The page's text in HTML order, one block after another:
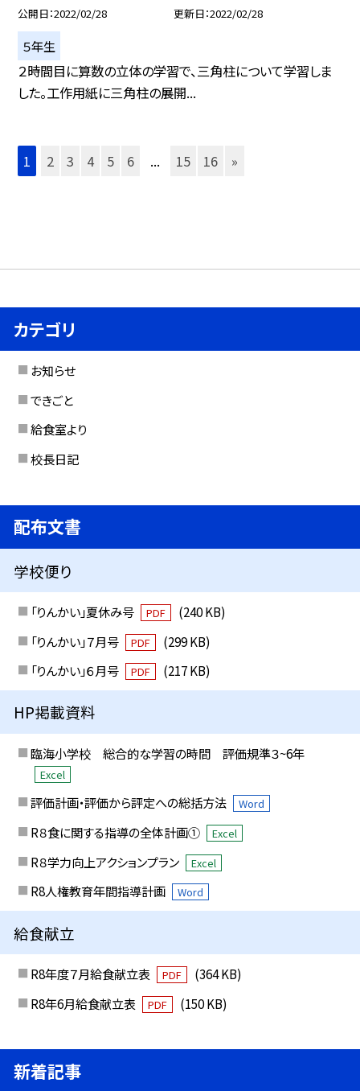
公開日 2022/02/28 更新日 2022/02/28
５年生
２時間目に算数の立体の学習で、三角柱について学習しま
した。工作用紙に三角柱の展開...
1 2 3 4 5 6 ... 15 16 »
カテゴリ
お知らせ
できごと
給食室より
校長日記
配布文書
学校便り
「りんかい」夏休み号 PDF
(240 KB)
「りんかい」７月号
PDF
(299 KB)
「りんかい」６月号
PDF (217 KB)
HP掲載資料
臨海小学校 総合的な学習の時間 評価規準３~6年
Excel
評価計画・評価から評定への総括方法 Word
R８食に関する指導の全体計画① Excel
R８学力向上アクションプラン Excel
R8人権教育年間指導計画 Word
給食献立
R8年度７月給食献立表 PDF
(364 KB)
R8年6月給食献立表
PDF (150 KB)
新着記事